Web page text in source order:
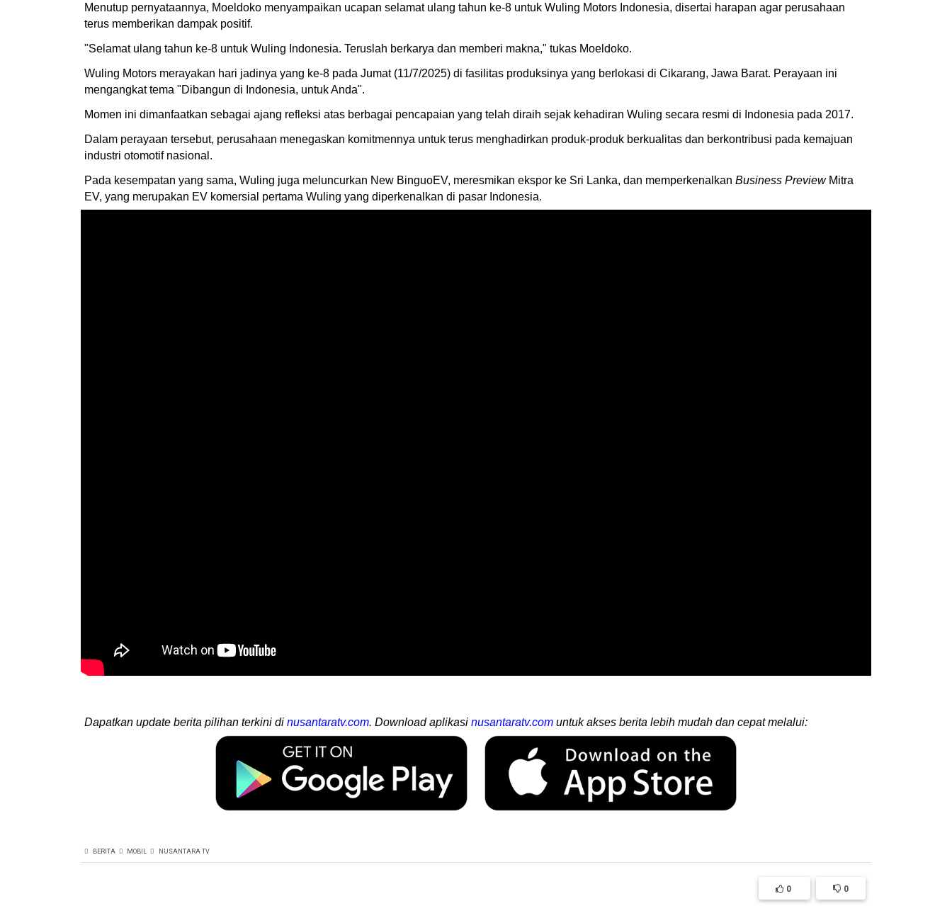
Menutup pernyataannya, Moeldoko menyampaikan ucapan selamat ulang tahun ke-8 untuk Wuling Motors Indonesia, disertai harapan agar perusahaan
terus memberikan dampak positif.
"Selamat ulang tahun ke-8 untuk Wuling Indonesia. Teruslah berkarya dan memberi makna," tukas Moeldoko.
Wuling Motors merayakan hari jadinya yang ke-8 pada Jumat (11/7/2025) di fasilitas produksinya yang berlokasi di Cikarang, Jawa Barat. Perayaan ini
mengangkat tema "Dibangun di Indonesia, untuk Anda".
Momen ini dimanfaatkan sebagai ajang refleksi atas berbagai pencapaian yang telah diraih sejak kehadiran Wuling secara resmi di Indonesia pada 2017.
Dalam perayaan tersebut, perusahaan menegaskan komitmennya untuk terus menghadirkan produk-produk berkualitas dan berkontribusi pada kemajuan
industri otomotif nasional.
Pada kesempatan yang sama, Wuling juga meluncurkan New BinguoEV, meresmikan ekspor ke Sri Lanka, dan memperkenalkan Business PreviewMitra
EV, yang merupakan EV komersial pertama Wuling yang diperkenalkan di pasar Indonesia.
Dapatkan update berita pilihan terkini di nusantaratv.com. Download aplikasi nusantaratv.com untuk akses berita lebih mudah dan cepat melalui:
BERITA MOBIL NUSANTARA TV
0 0